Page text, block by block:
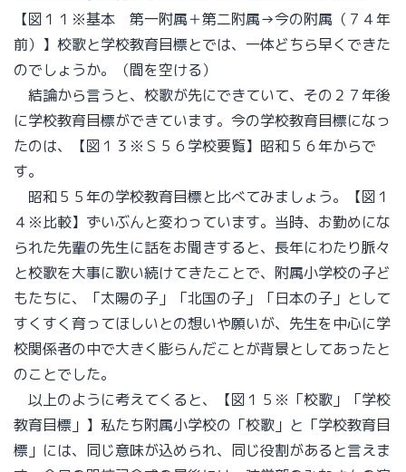
【図１１※基本 第一附属＋第二附属→今の附属（７４年
前）】校歌と学校教育目標とでは、一体どちら早くできた
のでしょうか。（間を空ける）
結論から言うと、校歌が先にできていて、その２７年後
に学校教育目標ができています。今の学校教育目標になっ
たのは、【図１３※Ｓ５６学校要覧】昭和５６年からで
す。
昭和５５年の学校教育目標と比べてみましょう。【図１
４※比較】ずいぶんと変わっています。当時、お勤めにな
られた先輩の先生に話をお聞きすると、長年にわたり脈々
と校歌を大事に歌い続けてきたことで、附属小学校の子ど
もたちに、「太陽の子」「北国の子」「日本の子」として
すくすく育ってほしいとの想いや願いが、先生を中心に学
校関係者の中で大きく膨らんだことが背景としてあったと
のことでした。
以上のように考えてくると、【図１５※「校歌」「学校
教育目標」】私たち附属小学校の「校歌」と「学校教育目
標」には、同じ意味が込められ、同じ役割があると言えま